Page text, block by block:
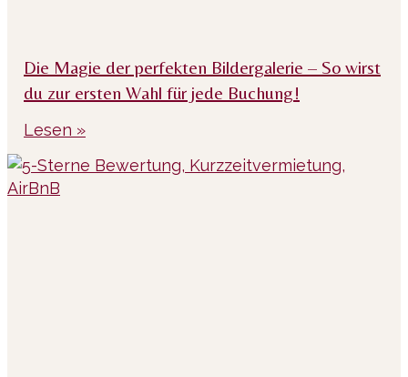
Die Magie der perfekten Bildergalerie – So wirst
du zur ersten Wahl für jede Buchung!
Lesen »